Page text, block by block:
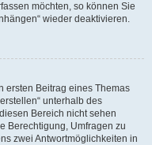
möchten, so können Sie
wieder deaktivieren.
ersten Beitrag eines Themas
unterhalb des
Bereich nicht sehen
Berechtigung, Umfragen zu
zwei Antwortmöglichkeiten in